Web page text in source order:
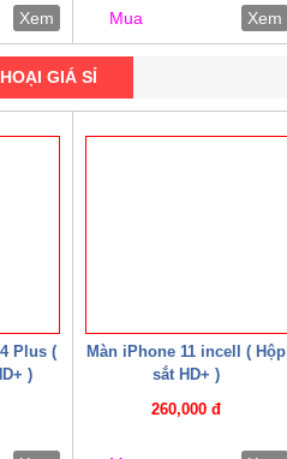
Xem
5G ( 07 – 08 Cáp W HD+ )
Mua Xem
GIÁ SỈ
Plus (
)
Màn iPhone 11 incell ( Hộp
sắt HD+ )
260,000 đ